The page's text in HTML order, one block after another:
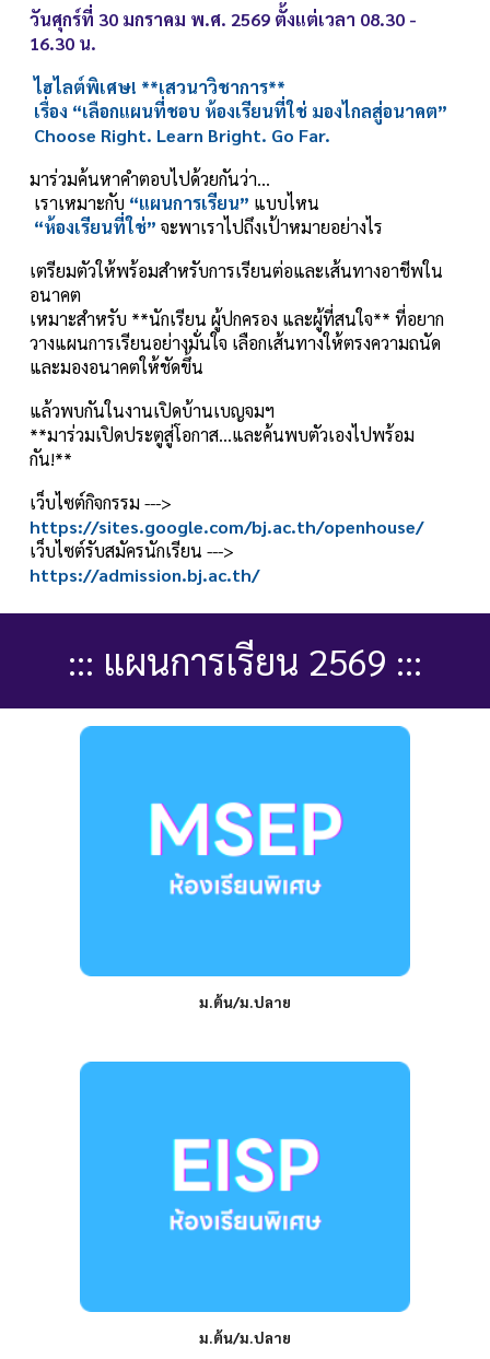
วันศุกร์ที่ 30 มกราคม พ.ศ. 2569 ตั้งแต่เวลา 08.30 -
16.30 น.
ไฮไลต์พิเศษ! **เสวนาวิชาการ**
เรื่อง “เลือกแผนที่ชอบ ห้องเรียนที่ใช่ มองไกลสู่อนาคต”
Choose Right. Learn Bright. Go Far.
มาร่วมค้นหาคำตอบไปด้วยกันว่า…
เราเหมาะกับ “แผนการเรียน” แบบไหน
“ห้องเรียนที่ใช่” จะพาเราไปถึงเป้าหมายอย่างไร
เตรียมตัวให้พร้อมสำหรับการเรียนต่อและเส้นทางอาชีพใน
อนาคต
เหมาะสำหรับ **นักเรียน ผู้ปกครอง และผู้ที่สนใจ** ที่อยาก
วางแผนการเรียนอย่างมั่นใจ เลือกเส้นทางให้ตรงความถนัด
และมองอนาคตให้ชัดขึ้น
แล้วพบกันในงานเปิดบ้านเบญจมฯ
**มาร่วมเปิดประตูสู่โอกาส…และค้นพบตัวเองไปพร้อม
กัน!**
เว็บไซต์กิจกรรม --->
https://sites.google.com/bj.ac.th/openhouse/
เว็บไซต์รับสมัครนักเรียน --->
https://admission.bj.ac.th/
::: แผนการเรียน 2569 :::
ม.ต้น/ม.ปลาย
ม.ต้น/ม.ปลาย